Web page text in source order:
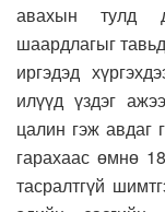
авахын тулд
шаардлагыг
иргэдэд
илүүд үздэг
цалин гэж авдаг
гарахаас өмнө
тасралтгүй